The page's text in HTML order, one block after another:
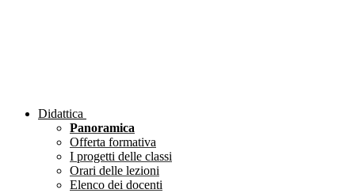
Didattica
Panoramica
Offerta formativa
I progetti delle classi
Orari delle lezioni
Elenco dei docenti